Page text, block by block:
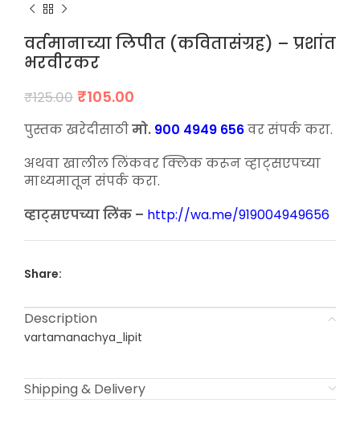
वर्तमानाच्या लिपीत (कवितासंग्रह) – प्रशांत
भरवीरकर
₹125.00 Original
was:
₹105.00
is:
पुस्तक खरेदीसाठीमो. 900 4949 656वर संपर्क करा.
अथवा खालील लिंकवर क्लिक करून व्हाट्सएपच्या
माध्यमातून संपर्क करा.
व्हाट्सएपच्या लिंक – http://wa.me/919004949656
Share:
Description
vartamanachya_lipit
Shipping & Delivery